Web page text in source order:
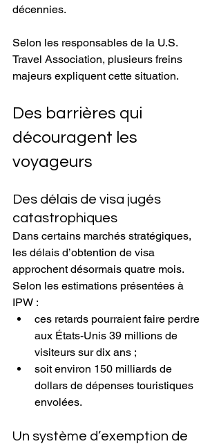
décennies.
Selon les responsables de la U.S.
Travel Association, plusieurs freins
majeurs expliquent cette situation.
Des barrières qui
découragent les
voyageurs
Des délais de visa jugés
catastrophiques
Dans certains marchés stratégiques,
les délais d’obtention de visa
approchent désormais quatre mois.
Selon les estimations présentées à
IPW :
ces retards pourraient faire perdre
aux États-Unis 39 millions de
visiteurs sur dix ans ;
soit environ 150 milliards de
dollars de dépenses touristiques
envolées.
Un système d’exemption de